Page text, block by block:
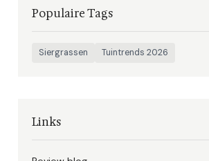
Populaire Tags
Siergrassen Tuintrends 2026
Links